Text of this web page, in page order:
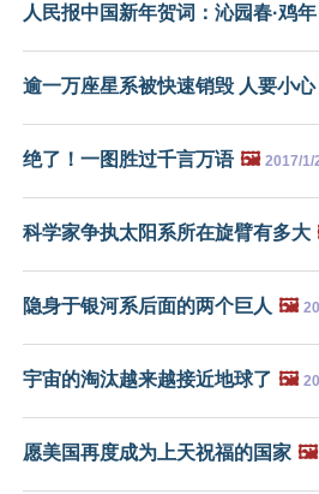
人民报中国新年贺词：沁园春·鸡年
逾一万座星系被快速销毁 人要小心
绝了！一图胜过千言万语 🖼️ 2017/1/
科学家争执太阳系所在旋臂有多大
隐身于银河系后面的两个巨人 🖼️
宇宙的淘汰越来越接近地球了 🖼️
愿美国再度成为上天祝福的国家 🖼️